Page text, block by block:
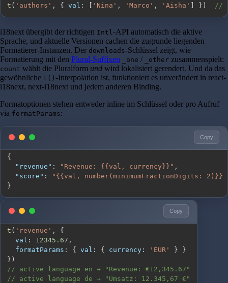
t ( 'authors' , { val : 'Nina' , 'Marco' , 'Aisha' } ) //
i18next übergibt der richtigen Intl -API automatisch die aktive
Sprache, und aktuelle Versionen cachen die zugrunde liegenden
Formatierer-Instanzen. Der downloads-Schlüssel zeigt, wie
Formatierung mit den Plural-Suffixen _one / _other zusammenspielt:
count wählt die Pluralform und wird lokalisiert gerendert. Und da das
gewöhnliche t() -Interpolation ist, funktioniert es unverändert in react-
i18next, next-i18next und jedem anderen Binding.
Formatoptionen stehen entweder inline im Schlüssel oder pro Aufruf
via formatParams:
Copy
{
"revenue" : "Revenue: {{val, currency}}" ,
"score" :
"{{val, number(minimumFractionDigits: 2)}}
}
Copy
t ( 'revenue' ,
{
val : 12345.67 ,
formatParams : { val : { currency : 'EUR' }
}
} )
// active language en → "Revenue: €12,345.67"
// active language de → "Umsatz: 12.345,67 €"